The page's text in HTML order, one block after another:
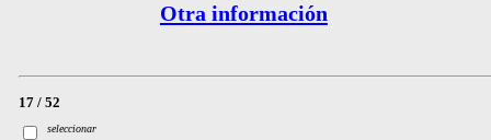
Otra información
17 / 52
seleccionar